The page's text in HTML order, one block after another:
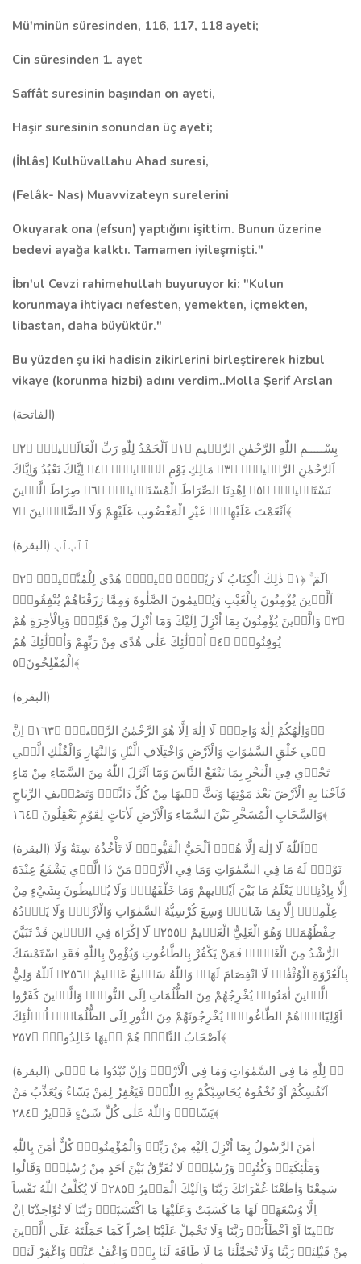
Mü'minün süresinden, 116, 117, 118 ayeti;
Cin süresinden 1. ayet
Saffât suresinin başından on ayeti,
Haşir suresinin sonundan üç ayeti;
(İhlâs) Kulhüvallahu Ahad suresi,
(Felâk- Nas) Muavvizateyn surelerini
Okuyarak ona (efsun) yaptığını işittim. Bunun üzerine
bedevi ayağa kalktı. Tamamen iyileşmişti."
İbn'ul Cevzi rahimehullah buyuruyor ki: "Kulun
korunmaya ihtiyacı nefesten, yemekten, içmekten,
libastan, daha büyüktür."
Bu yüzden şu iki hadisin zikirlerini birleştirerek hizbul
vikaye (korunma hizbi) adını verdim..Molla Şerif Arslan
(الفاتحة)
بِسْـــــمِ اللّٰهِ الرَّحْمٰنِ الرَّح۪يمِ ﴿١﴾ اَلْحَمْدُ لِلّٰهِ رَبِّ الْعَالَم۪ينَۙ ﴿٢﴾
اَلرَّحْمٰنِ الرَّح۪يمِۙ ﴿٣﴾ مَالِكِ يَوْمِ الدّ۪ينِۜ ﴿٤﴾ اِيَّاكَ نَعْبُدُ وَاِيَّاكَ
نَسْتَع۪ينُۜ ﴿٥﴾ اِهْدِنَا الصِّرَاطَ الْمُسْتَق۪يمَۙ ﴿٦﴾ صِرَاطَ الَّذ۪ينَ
اَنْعَمْتَ عَلَيْهِمْۙ غَيْرِ الْمَغْضُوبِ عَلَيْهِمْ وَلَا الضَّٓالّ۪ينَ ﴿٧﴾
(البقرة) ﭑﭐﭒﭐﭓ
الٓمٓ ۚ ﴿١﴾ ذٰلِكَ الْكِتَابُ لَا رَيْبَۚۛ ف۪يهِۚۛ هُدًى لِلْمُتَّق۪ينَۙ ﴿٢﴾
اَلَّذ۪ينَ يُؤْمِنُونَ بِالْغَيْبِ وَيُق۪يمُونَ الصَّلٰوةَ وَمِمَّا رَزَقْنَاهُمْ يُنْفِقُونَۙ
﴿٣﴾ وَالَّذ۪ينَ يُؤْمِنُونَ بِمَٓا اُنْزِلَ اِلَيْكَ وَمَٓا اُنْزِلَ مِنْ قَبْلِكَۚ وَبِالْاٰخِرَةِ هُمْ
يُوقِنُونَۜ ﴿٤﴾ اُو۬لٰٓئِكَ عَلٰى هُدًى مِنْ رَبِّهِمْ وَاُو۬لٰٓئِكَ هُمُ
الْمُفْلِحُونَ﴿٥﴾
(البقرة)
ﱡﭐوَاِلٰهُكُمْ اِلٰهٌ وَاحِدٌۚ لَٓا اِلٰهَ اِلَّا هُوَ الرَّحْمٰنُ الرَّح۪يمُ۟ ﴿١٦٣﴾ اِنَّ
ف۪ي خَلْقِ السَّمٰوَاتِ وَالْاَرْضِ وَاخْتِلَافِ الَّيْلِ وَالنَّهَارِ وَالْفُلْكِ الَّت۪ي
تَجْر۪ي فِي الْبَحْرِ بِمَا يَنْفَعُ النَّاسَ وَمَٓا اَنْزَلَ اللّٰهُ مِنَ السَّمَٓاءِ مِنْ مَٓاءٍ
فَاَحْيَا بِهِ الْاَرْضَ بَعْدَ مَوْتِهَا وَبَثَّ ف۪يهَا مِنْ كُلِّ دَٓابَّةٍۖ وَتَصْر۪يفِ الرِّيَاحِ
وَالسَّحَابِ الْمُسَخَّرِ بَيْنَ السَّمَٓاءِ وَالْاَرْضِ لَاٰيَاتٍ لِقَوْمٍ يَعْقِلُونَ ﴿١٦٤﴾
(البقرة) ﱡﭐاَللّٰهُ لَٓا اِلٰهَ اِلَّا هُوَۚ اَلْحَيُّ الْقَيُّومُۚ لَا تَأْخُذُهُ سِنَةٌ وَلَا
نَوْمٌۜ لَهُ مَا فِي السَّمٰوَاتِ وَمَا فِي الْاَرْضِۜ مَنْ ذَا الَّذ۪ي يَشْفَعُ عِنْدَهُٓ
اِلَّا بِاِذْنِه۪ۜ يَعْلَمُ مَا بَيْنَ اَيْد۪يهِمْ وَمَا خَلْفَهُمْۚ وَلَا يُح۪يطُونَ بِشَيْءٍ مِنْ
عِلْمِه۪ٓ اِلَّا بِمَا شَٓاءَۚ وَسِعَ كُرْسِيُّهُ السَّمٰوَاتِ وَالْاَرْضَۚ وَلَا يَؤُ۫دُهُ
حِفْظُهُمَاۚ وَهُوَ الْعَلِيُّ الْعَظ۪يمُ ﴿٢٥٥﴾ لَٓا اِكْرَاهَ فِي الدّ۪ينِ قَدْ تَبَيَّنَ
الرُّشْدُ مِنَ الْغَيِّۚ فَمَنْ يَكْفُرْ بِالطَّاغُوتِ وَيُؤْمِنْ بِاللّٰهِ فَقَدِ اسْتَمْسَكَ
بِالْعُرْوَةِ الْوُثْقٰىۗ لَا انْفِصَامَ لَهَاۜ وَاللّٰهُ سَم۪يعٌ عَل۪يمٌ ﴿٢٥٦﴾ اَللّٰهُ وَلِيُّ
الَّذ۪ينَ اٰمَنُواۙ يُخْرِجُهُمْ مِنَ الظُّلُمَاتِ اِلَى النُّورِۜ وَالَّذ۪ينَ كَفَرُٓوا
اَوْلِيَٓاؤُ۬هُمُ الطَّاغُوتُۙ يُخْرِجُونَهُمْ مِنَ النُّورِ اِلَى الظُّلُمَاتِۜ اُو۬لٰٓئِكَ
اَصْحَابُ النَّارِۚ هُمْ ف۪يهَا خَالِدُونَ۟ ﴿٢٥٧﴾
(البقرة) ﱡﭐ لِلّٰهِ مَا فِي السَّمٰوَاتِ وَمَا فِي الْاَرْضِۜ وَاِنْ تُبْدُوا مَا ف۪ٓي
اَنْفُسِكُمْ اَوْ تُخْفُوهُ يُحَاسِبْكُمْ بِهِ اللّٰهُۜ فَيَغْفِرُ لِمَنْ يَشَٓاءُ وَيُعَذِّبُ مَنْ
يَشَٓاءُۜ وَاللّٰهُ عَلٰى كُلِّ شَيْءٍ قَد۪يرٌ ﴿٢٨٤﴾
اٰمَنَ الرَّسُولُ بِمَٓا اُنْزِلَ اِلَيْهِ مِنْ رَبِّه۪ وَالْمُؤْمِنُونَۜ كُلٌّ اٰمَنَ بِاللّٰهِ
وَمَلٰٓئِكَتِه۪ وَكُتُبِه۪ وَرُسُلِه۪ۜ لَا نُفَرِّقُ بَيْنَ اَحَدٍ مِنْ رُسُلِه۪۠ وَقَالُوا
سَمِعْنَا وَاَطَعْنَا غُفْرَانَكَ رَبَّنَا وَاِلَيْكَ الْمَص۪يرُ ﴿٢٨٥﴾ لَا يُكَلِّفُ اللّٰهُ نَفْساً
اِلَّا وُسْعَهَاۜ لَهَا مَا كَسَبَتْ وَعَلَيْهَا مَا اكْتَسَبَتْۜ رَبَّنَا لَا تُؤَاخِذْنَٓا اِنْ
نَس۪ينَٓا اَوْ اَخْطَأْنَاۚ رَبَّنَا وَلَا تَحْمِلْ عَلَيْنَٓا اِصْراً كَمَا حَمَلْتَهُ عَلَى الَّذ۪ينَ
مِنْ قَبْلِنَاۚ رَبَّنَا وَلَا تُحَمِّلْنَا مَا لَا طَاقَةَ لَنَا بِه۪ۚ وَاعْفُ عَنَّا۠ وَاغْفِرْ لَنَا۠